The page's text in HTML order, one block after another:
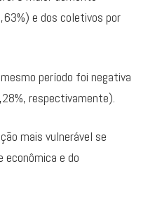
e dos coletivos por
período foi negativa
respectivamente).
mais vulnerável se
e do